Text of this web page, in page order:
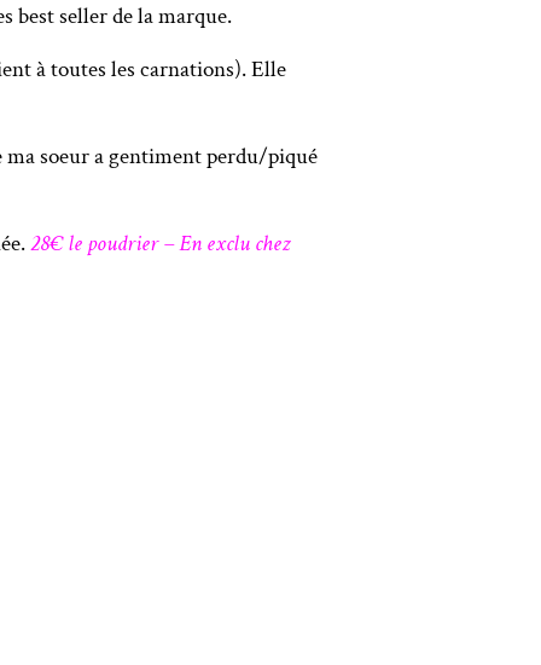
best seller de la marque.
à toutes les carnations). Elle
ma soeur a gentiment perdu/piqué
28€ le poudrier – En exclu chez